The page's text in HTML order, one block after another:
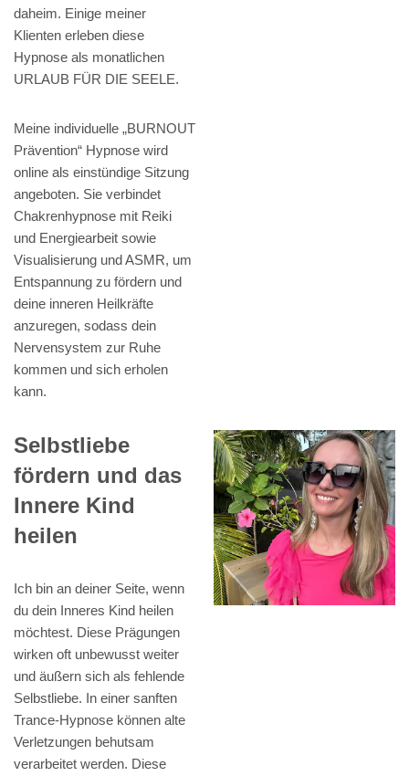
daheim. Einige meiner
Klienten erleben diese
Hypnose als monatlichen
URLAUB FÜR DIE SEELE.
Meine individuelle „BURNOUT
Prävention“ Hypnose wird
online als einstündige Sitzung
angeboten. Sie verbindet
Chakrenhypnose mit Reiki
und Energiearbeit sowie
Visualisierung und ASMR, um
Entspannung zu fördern und
deine inneren Heilkräfte
anzuregen, sodass dein
Nervensystem zur Ruhe
kommen und sich erholen
kann.
Selbstliebe
fördern und das
Innere Kind
heilen
Ich bin an deiner Seite, wenn
du dein Inneres Kind heilen
möchtest. Diese Prägungen
wirken oft unbewusst weiter
und äußern sich als fehlende
Selbstliebe. In einer sanften
Trance-Hypnose können alte
Verletzungen behutsam
verarbeitet werden. Diese